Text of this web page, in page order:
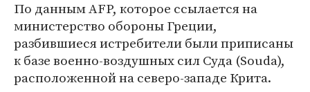
По данным AFP, которое ссылается на
министерство обороны Греции,
разбившиеся истребители были приписаны
к базе военно-воздушных сил Суда (Souda),
расположенной на северо-западе Крита.